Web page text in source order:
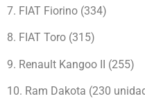
7. FIAT Fiorino (334)
8. FIAT Toro (315)
9. Renault Kangoo II (255)
10. Ram Dakota (230